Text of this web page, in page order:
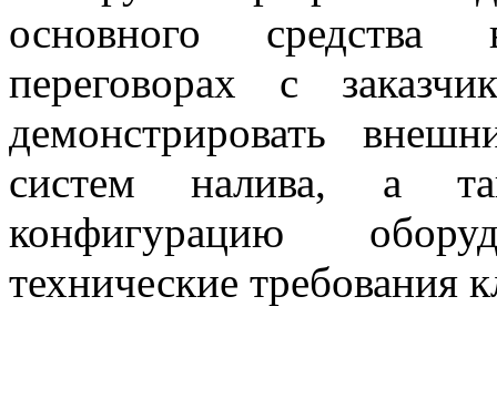
основного
переговорах с
демонстрировать
систем налива, а
конфигурацию
технические требования